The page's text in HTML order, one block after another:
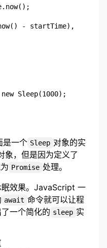
- startTime),
Sleep(1000);
是一个 Sleep 对象的实
象，但是因为定义了
Promise 处理。
效果。JavaScript 一
await 命令就可以让程
一个简化的 sleep 实